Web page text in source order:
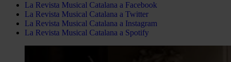
La Revista Musical Catalana a Facebook
La Revista Musical Catalana a Twitter
La Revista Musical Catalana a Instagram
La Revista Musical Catalana a Spotify